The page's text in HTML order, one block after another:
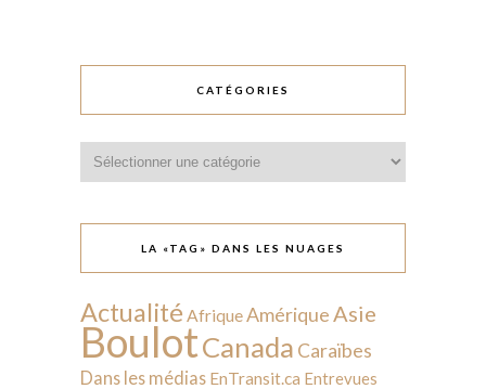
CATÉGORIES
LA «TAG» DANS LES NUAGES
Actualité AfriqueAmérique Asie
BoulotCanada Caraïbes
Dans les médias EnTransit.ca Entrevues